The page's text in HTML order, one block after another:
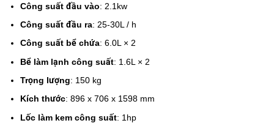
Công suất đầu vào: 2.1kw
Công suất đầu ra: 25-30L / h
Công suất bể chứa: 6.0L × 2
Bể làm lạnh công suất: 1.6L × 2
Trọng lượng: 150 kg
Kích thước: 896 x 706 x 1598 mm
Lốc làm kem công suất: 1hp